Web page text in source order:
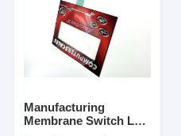
Manufacturing
Membrane Switch LED